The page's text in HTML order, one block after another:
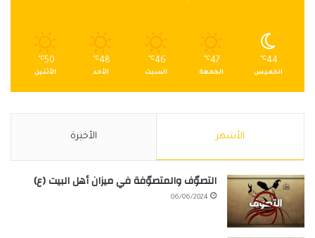
44
℃
الخميس
47
℃
الجمعة
46
℃
السبت
48
℃
الأحد
50
℃
الأثنين
الأشهر الأخيرة
التصوّف والمتصوّفة في ميزان أهل البيت (ع)
06/06/2024